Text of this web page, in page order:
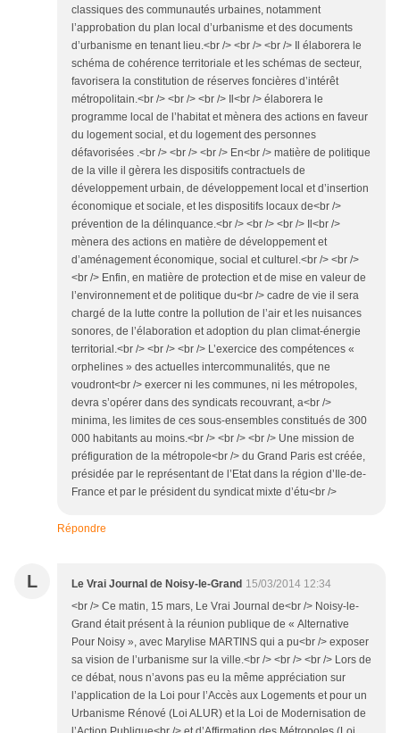
classiques des communautés urbaines, notamment
l’approbation du plan local d’urbanisme et des documents
d’urbanisme en tenant lieu.<br /> <br /> <br /> Il élaborera le
schéma de cohérence territoriale et les schémas de secteur,
favorisera la constitution de réserves foncières d’intérêt
métropolitain.<br /> <br /> <br /> Il<br /> élaborera le
programme local de l’habitat et mènera des actions en faveur
du logement social, et du logement des personnes
défavorisées .<br /> <br /> <br /> En<br /> matière de politique
de la ville il gèrera les dispositifs contractuels de
développement urbain, de développement local et d’insertion
économique et sociale, et les dispositifs locaux de<br />
prévention de la délinquance.<br /> <br /> <br /> Il<br />
mènera des actions en matière de développement et
d’aménagement économique, social et culturel.<br /> <br />
<br /> Enfin, en matière de protection et de mise en valeur de
l’environnement et de politique du<br /> cadre de vie il sera
chargé de la lutte contre la pollution de l’air et les nuisances
sonores, de l’élaboration et adoption du plan climat-énergie
territorial.<br /> <br /> <br /> L’exercice des compétences «
orphelines » des actuelles intercommunalités, que ne
voudront<br /> exercer ni les communes, ni les métropoles,
devra s’opérer dans des syndicats recouvrant, a<br />
minima, les limites de ces sous-ensembles constitués de 300
000 habitants au moins.<br /> <br /> <br /> Une mission de
préfiguration de la métropole<br /> du Grand Paris est créée,
présidée par le représentant de l’Etat dans la région d’Ile-de-
France et par le président du syndicat mixte d’étu<br />
Répondre
L Le Vrai Journal de Noisy-le-Grand 15/03/2014 12:34
<br /> Ce matin, 15 mars, Le Vrai Journal de<br /> Noisy-le-
Grand était présent à la réunion publique de « Alternative
Pour Noisy », avec Marylise MARTINS qui a pu<br /> exposer
sa vision de l’urbanisme sur la ville.<br /> <br /> <br /> Lors de
ce débat, nous n’avons pas eu la même appréciation sur
l’application de la Loi pour l’Accès aux Logements et pour un
Urbanisme Rénové (Loi ALUR) et la Loi de Modernisation de